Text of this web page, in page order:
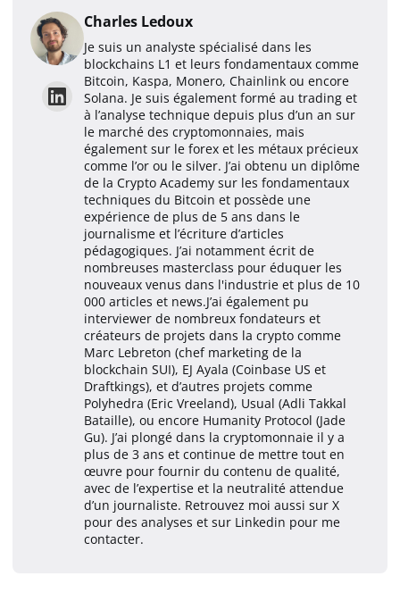
Charles Ledoux
Je suis un analyste spécialisé dans les
blockchains L1 et leurs fondamentaux comme
Bitcoin, Kaspa, Monero, Chainlink ou encore
Solana. Je suis également formé au trading et
à l’analyse technique depuis plus d’un an sur
le marché des cryptomonnaies, mais
également sur le forex et les métaux précieux
comme l’or ou le silver. J’ai obtenu un diplôme
de la Crypto Academy sur les fondamentaux
techniques du Bitcoin et possède une
expérience de plus de 5 ans dans le
journalisme et l’écriture d’articles
pédagogiques. J’ai notamment écrit de
nombreuses masterclass pour éduquer les
nouveaux venus dans l'industrie et plus de 10
000 articles et news.J’ai également pu
interviewer de nombreux fondateurs et
créateurs de projets dans la crypto comme
Marc Lebreton (chef marketing de la
blockchain SUI), EJ Ayala (Coinbase US et
Draftkings), et d’autres projets comme
Polyhedra (Eric Vreeland), Usual (Adli Takkal
Bataille), ou encore Humanity Protocol (Jade
Gu). J’ai plongé dans la cryptomonnaie il y a
plus de 3 ans et continue de mettre tout en
œuvre pour fournir du contenu de qualité,
avec de l’expertise et la neutralité attendue
d’un journaliste. Retrouvez moi aussi sur X
pour des analyses et sur Linkedin pour me
contacter.